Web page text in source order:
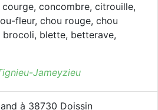
concombre, citrouille,
fleur, chou rouge, chou
blette, betterave,
Jameyzieu
à 38730 Doissin